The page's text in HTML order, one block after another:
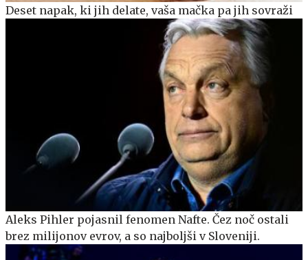
Deset napak, ki jih delate, vaša mačka pa jih sovraži
Aleks Pihler pojasnil fenomen Nafte. Čez noč ostali
brez milijonov evrov, a so najboljši v Sloveniji.